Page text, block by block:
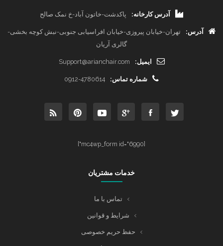
آدرس کارخانه: پاکدشت-خاتون آباد-خ نمک صالح
آدرس:
تهران-خیابان پیروزی-خیابان افراسیابی جنوبی-نبش کوچه بخشی-
گالری آریان
ایمیل: Support@arianchair.com
شماره تماس: 0912-4780614
[mc4wp_form id="6990"]
خدمات مشتریان
تماس با ما
شرایط و قوانین
حفظ حریم خصوصی